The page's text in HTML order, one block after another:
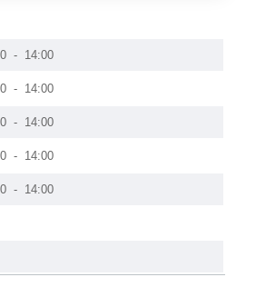
- 14:00
- 14:00
- 14:00
- 14:00
- 14:00